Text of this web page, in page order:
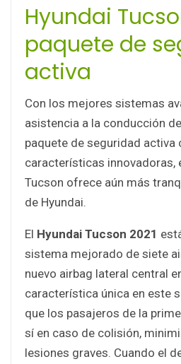
Hyundai
paquete de
activa
Con los mejores sistemas
asistencia a la conducción
paquete de seguridad activa
características innovadoras,
Tucson ofrece aún más
de Hyundai.
El Hyundai Tucson 2021
sistema mejorado de siete
nuevo airbag lateral central
característica única en este
que los pasajeros de la
sí en caso de colisión,
lesiones graves. Cuando el